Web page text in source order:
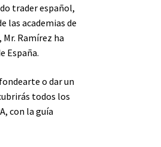
trader español,
las academias de
Ramírez ha
España.
o dar un
todos los
con la guía